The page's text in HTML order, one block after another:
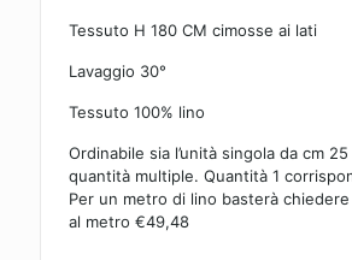
Tessuto H 180 CM cimosse ai lati
Lavaggio 30°
Tessuto 100% lino
Ordinabile sia l’unità singola da cm
quantità multiple. Quantità 1
Per un metro di lino basterà
al metro €49,48